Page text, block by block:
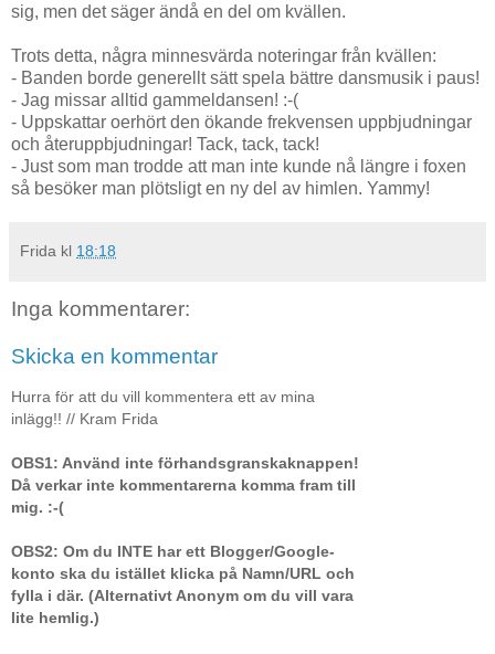
sig, men det säger ändå en del om kvällen.
Trots detta, några minnesvärda noteringar från kvällen:
- Banden borde generellt sätt spela bättre dansmusik i paus!
- Jag missar alltid gammeldansen! :-(
- Uppskattar oerhört den ökande frekvensen uppbjudningar
och återuppbjudningar! Tack, tack, tack!
- Just som man trodde att man inte kunde nå längre i foxen
så besöker man plötsligt en ny del av himlen. Yammy!
Frida kl 18:18
Inga kommentarer:
Skicka en kommentar
Hurra för att du vill kommentera ett av mina
inlägg!! // Kram Frida
OBS1: Använd inte förhandsgranskaknappen!
Då verkar inte kommentarerna komma fram till
mig. :-(
OBS2: Om du INTE har ett Blogger/Google-
konto ska du istället klicka på Namn/URL och
fylla i där. (Alternativt Anonym om du vill vara
lite hemlig.)